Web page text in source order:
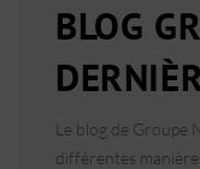
BLOG
Le blog de
différentes